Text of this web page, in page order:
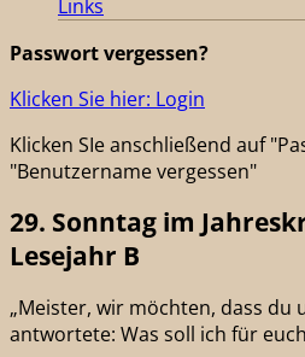
Links
Passwort vergessen?
Klicken Sie hier: Login
Klicken SIe anschließend auf
"Benutzername vergessen"
29. Sonntag im
Lesejahr B
„Meister, wir möchten, dass du
antwortete: Was soll ich für